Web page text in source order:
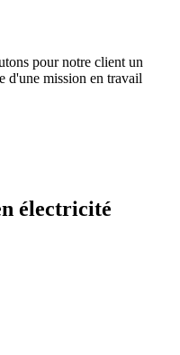
pour notre client un
d'une mission en travail
électricité